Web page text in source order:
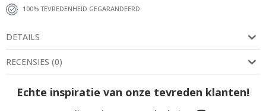
100% TEVREDENHEID GEGARANDEERD
DETAILS
RECENSIES (0)
Echte inspiratie van onze tevreden klanten!